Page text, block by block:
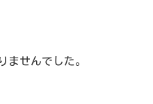
ませんでした。